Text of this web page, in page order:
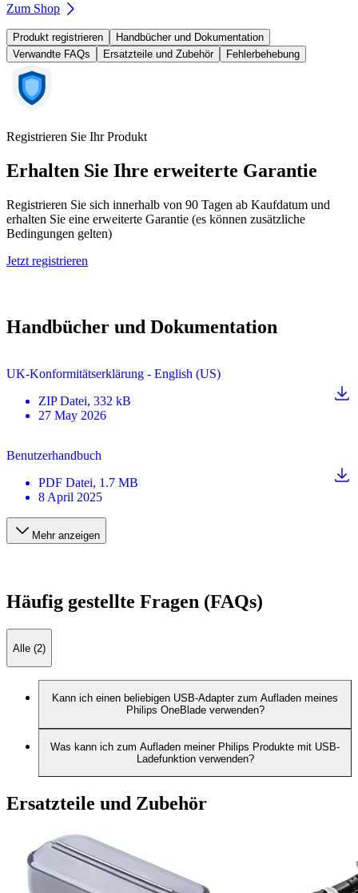
Zum Shop
Produkt registrieren
Handbücher und Dokumentation
Verwandte FAQs
Ersatzteile und Zubehör Fehlerbehebung
Registrieren Sie Ihr Produkt
Erhalten Sie Ihre erweiterte Garantie
Registrieren Sie sich innerhalb von 90 Tagen ab Kaufdatum und
erhalten Sie eine erweiterte Garantie (es können zusätzliche
Bedingungen gelten)
Jetzt registrieren
Handbücher und Dokumentation
UK-Konformitätserklärung - English (US)
ZIP Datei, 332 kB
27 May 2026
Benutzerhandbuch
PDF Datei, 1.7 MB
8 April 2025
Mehr anzeigen
Häufig gestellte Fragen (FAQs)
Alle (2)
Kann ich einen beliebigen USB-Adapter zum Aufladen meines
Philips OneBlade verwenden?
Was kann ich zum Aufladen meiner Philips Produkte mit USB-
Ladefunktion verwenden?
Ersatzteile und Zubehör